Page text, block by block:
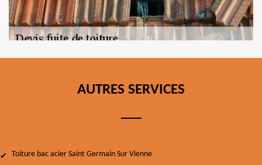
AUTRES SERVICES
Toiture bac acier Saint Germain Sur Vienne